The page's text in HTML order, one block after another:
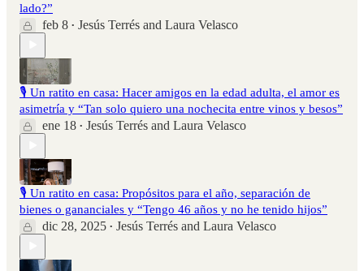
lado?”
feb 8 • Jesús Terrés and Laura Velasco
🎙️ Un ratito en casa: Hacer amigos en la edad adulta, el amor es
asimetría y “Tan solo quiero una nochecita entre vinos y besos”
ene 18 • Jesús Terrés and Laura Velasco
🎙️ Un ratito en casa: Propósitos para el año, separación de
bienes o gananciales y “Tengo 46 años y no he tenido hijos”
dic 28, 2025 • Jesús Terrés and Laura Velasco